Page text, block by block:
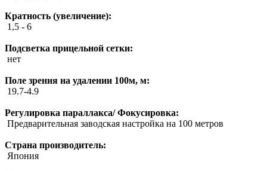
Кратность (увеличение):
1,5 - 6
Подсветка прицельной сетки:
нет
Поле зрения на удалении 100м, м:
19.7-4.9
Регулировка параллакса/ Фокусировка:
Предварительная заводская настройка на 100 метров
Страна производитель:
Япония